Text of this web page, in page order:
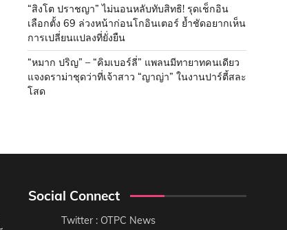
“สิงโต ปราชญา” ไม่นอนหลับทับสิทธิ! รุดเช็กอิน
เลือกตั้ง 69 ล่วงหน้าก่อนโกอินเตอร์ ย้ำชัดอยากเห็น
การเปลี่ยนแปลงที่ยั่งยืน
“หมาก ปริญ” – “คิมเบอร์ลี่” แพลนมีทายาทคนเดียว
แจงดราม่าชุดว่าที่เจ้าสาว “ญาญ่า” ในงานปาร์ตี้สละ
โสด
Social Connect
Twitter : OTPC News